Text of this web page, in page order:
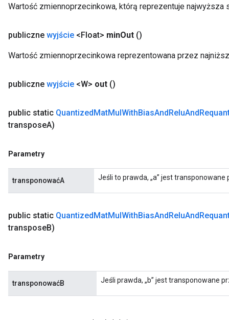
Wartość zmiennoprzecinkowa, którą reprezentuje najwyższa
publiczne wyjście <Float> minOut ()
Wartość zmiennoprzecinkowa reprezentowana przez
publiczne wyjście <W> out ()
public static QuantizedMatMulWithBiasAndReluAnd
transposeA)
Parametry
transponowaćA Jeśli to prawda, „a” jest
public static QuantizedMatMulWithBiasAndReluAnd
transposeB)
Parametry
transponowaćB Jeśli prawda, „b” jest transponowane